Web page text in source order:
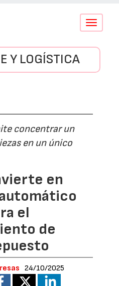
Conmutar
Y LOGÍSTICA
concentrar un
en un único
en
el
de
24/10/2025